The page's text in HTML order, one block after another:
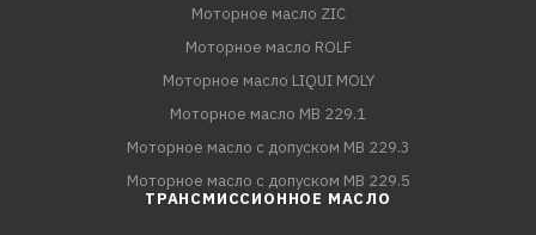
Моторное масло ZIC
Моторное масло ROLF
Моторное масло LIQUI MOLY
Моторное масло MB 229.1
Моторное масло с допуском MB 229.3
Моторное масло с допуском MB 229.5
ТРАНСМИССИОННОЕ МАСЛО